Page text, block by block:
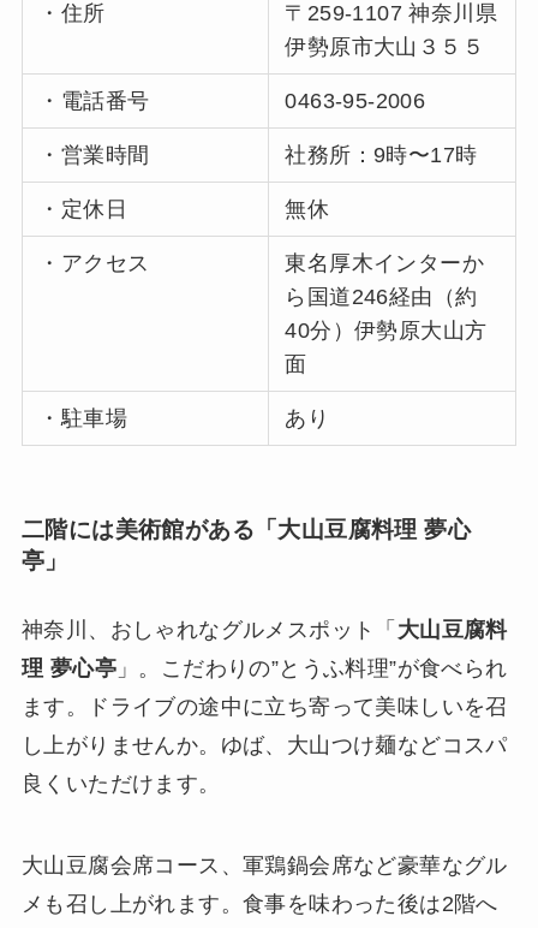
・住所
〒259-1107 神奈川県
伊勢原市大山３５５
・電話番号 0463-95-2006
・営業時間 社務所：9時〜17時
・定休日 無休
・アクセス
東名厚木インターか
ら国道246経由（約
40分）伊勢原大山方
面
・駐車場 あり
二階には美術館がある「大山豆腐料理 夢心
亭」
神奈川、おしゃれなグルメスポット「 大山豆腐料
理 夢心亭」。こだわりの”とうふ料理”が食べられ
ます。ドライブの途中に立ち寄って美味しいを召
し上がりませんか。ゆば、大山つけ麺などコスパ
良くいただけます。
大山豆腐会席コース、軍鶏鍋会席など豪華なグル
メも召し上がれます。食事を味わった後は2階へ